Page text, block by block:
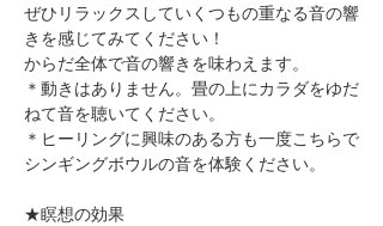
ぜひリラックスしていくつもの重なる音の響
きを感じてみてください！
からだ全体で音の響きを味わえます。
＊動きはありません。畳の上にカラダをゆだ
ねて音を聴いてください。
＊ヒーリングに興味のある方も一度こちらで
シンギングボウルの音を体験ください。
★瞑想の効果